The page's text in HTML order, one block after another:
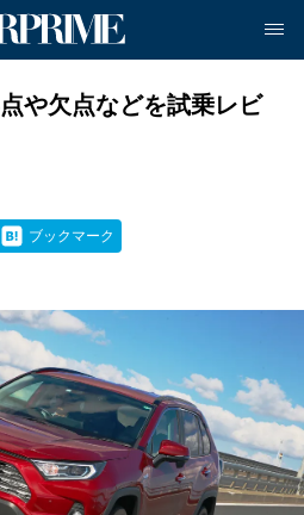
や欠点などを試乗レビ
ブックマーク